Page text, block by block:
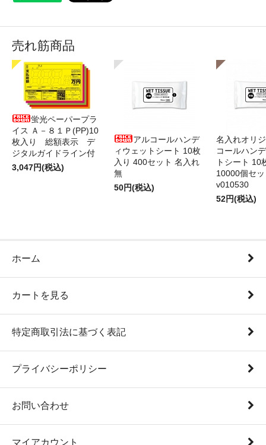
売れ筋商品
蛍光ペーパープラ
イス Ａ－８１Ｐ(PP)10
枚入り 総額表示 デ
ジタルガイドライン付
3,047円(税込)
アルコールハンデ
ィウェットシート 10枚
入り 400セット 名入れ
無
50円(税込)
名入れオリ
コールハン
トシート 10
10000個セ
v010530
52円(税込)
ホーム
カートを見る
特定商取引法に基づく表記
プライバシーポリシー
お問い合わせ
マイアカウント